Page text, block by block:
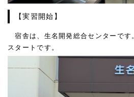
【実習開始】
宿舎は、生名開発総合センターです
スタートです。